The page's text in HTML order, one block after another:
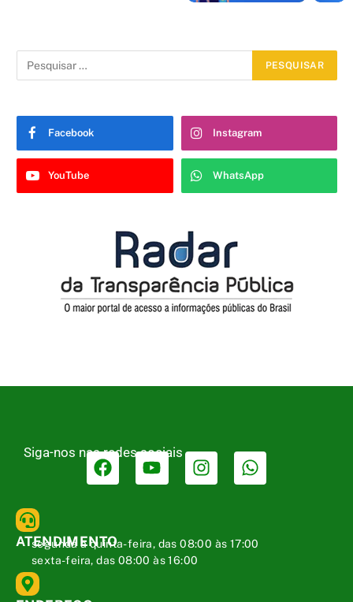
Facebook Instagram
YouTube WhatsApp
Siga-nos nas redes sociais
ATENDIMENTO
segunda a quinta-feira, das 08:00 às 17:00
sexta-feira, das 08:00 às 16:00